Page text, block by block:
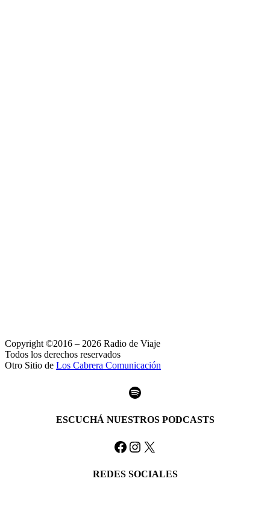
Copyright ©2016 – 2026 Radio de Viaje
Todos los derechos reservados
Otro Sitio de Los Cabrera Comunicación
Spotify
ESCUCHÁ NUESTROS PODCASTS
Facebook
Instagram
X
REDES SOCIALES